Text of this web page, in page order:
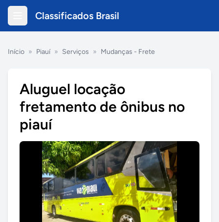
Classificados Brasil
Início » Piauí » Serviços » Mudanças - Frete
Aluguel locação
fretamento de ônibus no
piauí